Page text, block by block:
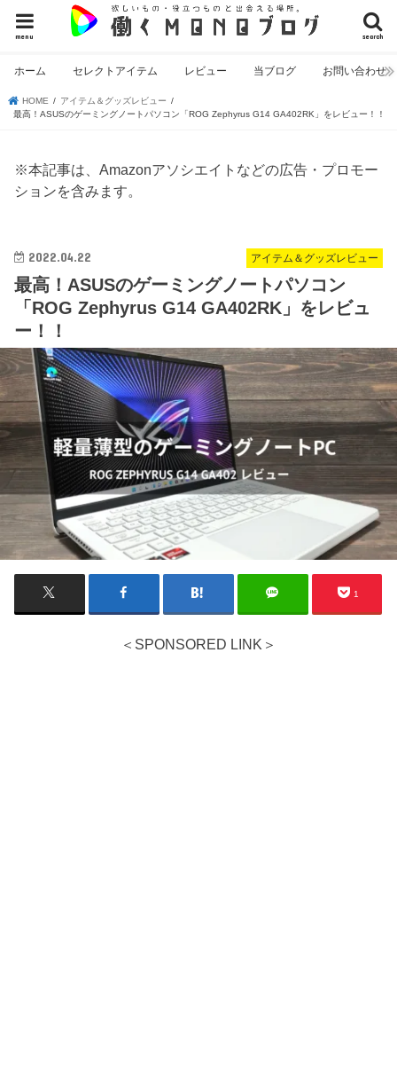
search
menu
ホーム セレクトアイテム レビュー 当ブログ お問い合わせ
HOME
アイテム＆グッズレビュー
最高！ASUSのゲーミングノートパソコン「ROG Zephyrus G14 GA402RK」をレビュー！！
※本記事は、Amazonアソシエイトなどの広告・プロモー
ションを含みます。
アイテム＆グッズレビュー
2022.04.22
最高！ASUSのゲーミングノートパソコン
「ROG Zephyrus G14 GA402RK」をレビュ
ー！！
1
＜SPONSORED LINK＞